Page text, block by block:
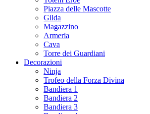
Piazza delle Mascotte
Gilda
Magazzino
Armeria
Cava
Torre dei Guardiani
Decorazioni
Ninja
Trofeo della Forza Divina
Bandiera 1
Bandiera 2
Bandiera 3